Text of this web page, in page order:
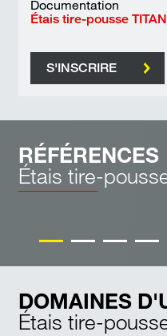
Documentation
Étais tire-pousse TITAN
S'INSCRIRE
RÉFÉRENCES
Étais tire-
DOMAINES
Étais tire-